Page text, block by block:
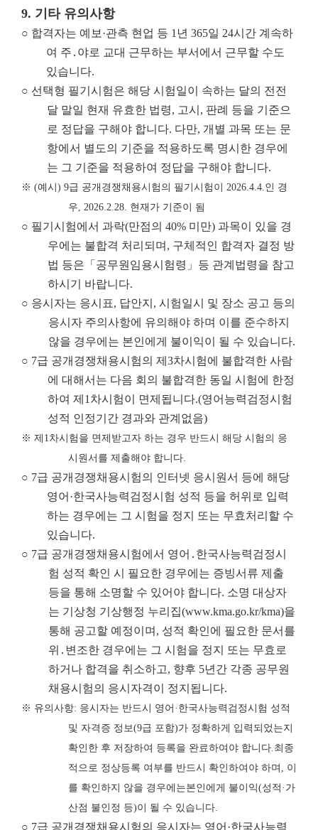
9. 기타 유의사항
○ 합격자는 예보·관측 현업 등 1년 365일 24시간 계속하
여 주․야로 교대 근무하는 부서에서 근무할 수도
있습니다.
○ 선택형 필기시험은 해당 시험일이 속하는 달의 전전
달 말일 현재 유효한 법령, 고시, 판례 등을 기준으
로 정답을 구해야 합니다. 다만, 개별 과목 또는 문
항에서 별도의 기준을 적용하도록 명시한 경우에
는 그 기준을 적용하여 정답을 구해야 합니다.
※ (예시) 9급 공개경쟁채용시험의 필기시험이 2026.4.4. 인 경
우 , 2026.2.28. 현재가 기준이 됨
○ 필기시험에서 과락(만점의 40% 미만) 과목이 있을 경
우에는 불합격 처리되며, 구체적인 합격자 결정 방
법 등은「공무원임용시험령」등 관계법령을 참고
하시기 바랍니다.
○ 응시자는 응시표, 답안지, 시험일시 및 장소 공고 등의
응시자 주의사항에 유의해야 하며 이를 준수하지
않을 경우에는 본인에게 불이익이 될 수 있습니다.
○ 7급 공개경쟁채용시험의 제3차시험에 불합격한 사람
에 대해서는 다음 회의 불합격한 동일 시험에 한정
하여 제1차시험이 면제됩니다.(영어능력검정시험
성적 인정기간 경과와 관계없음)
※ 제 1 차시험을 면제받고자 하는 경우 반드시 해당 시험의 응
시원서를 제출해야 합니다
○ 7급 공개경쟁채용시험의 인터넷 응시원서 등에 해당
영어·한국사능력검정시험 성적 등을 허위로 입력
하는 경우에는 그 시험을 정지 또는 무효처리할 수
있습니다.
○ 7급 공개경쟁채용시험에서 영어․한국사능력검정시
험 성적 확인 시 필요한 경우에는 증빙서류 제출
등을 통해 소명할 수 있어야 합니다. 소명 대상자
는 기상청 기상행정 누리집(www.kma.go.kr/kma)을
통해 공고할 예정이며, 성적 확인에 필요한 문서를
위․변조한 경우에는 그 시험을 정지 또는 무효로
하거나 합격을 취소하고, 향후 5년간 각종 공무원
채용시험의 응시자격이 정지됩니다.
※ 유의사항: 응시자는 반드시 영어 · 한국사능력검정시험 성적
및 자격증 정보(9급 포함)가 정확하게 입력되었는지
확인한 후 저장하여 등록을 완료하여야 합니다. 최종
적으로 정상등록 여부를 반드시 확인하여야 하며
이
를 확인하지 않을 경우에는본인에게 불이익(성적 · 가
산점 불인정 등)이 될 수 있습니다.
○ 7급 공개경쟁채용시험의 응시자는 영어·한국사능력